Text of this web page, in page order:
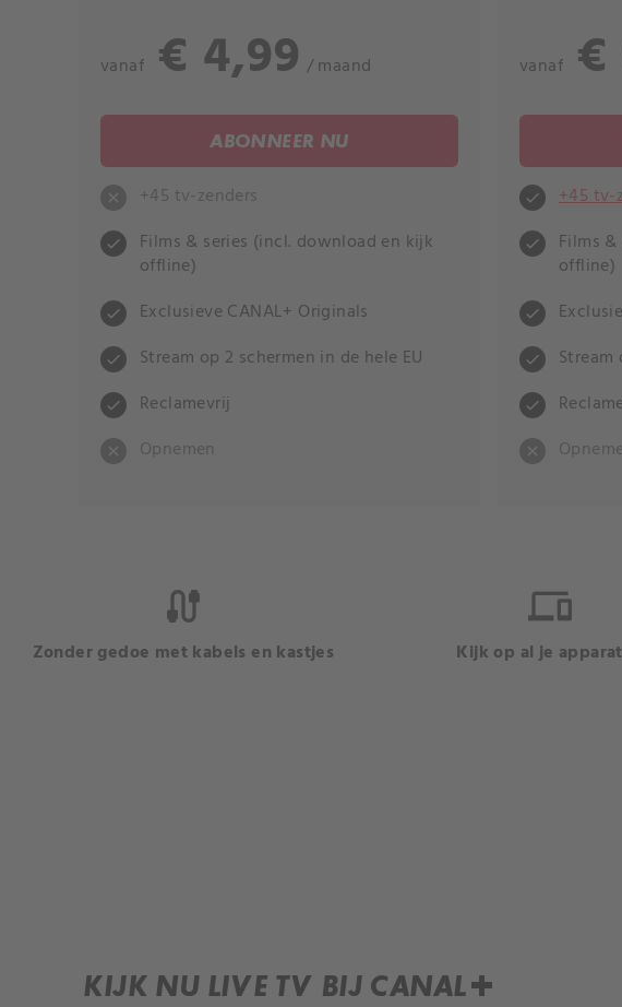
vanaf € 4,99 / maand
ABONNEER NU
close +45 tv-zenders
check
Films & series (incl. download en kijk
offline)
check Exclusieve CANAL+ Originals
check Stream op 2 schermen in de hele EU
check Reclamevrij
close Opnemen
vanaf €
check +45 tv-
check
Films
offline)
check
check Stream
check
close
cable
Zonder gedoe met kabels en kastjes
devices
Kijk op al je
KIJK NU LIVE TV BIJ CANAL+